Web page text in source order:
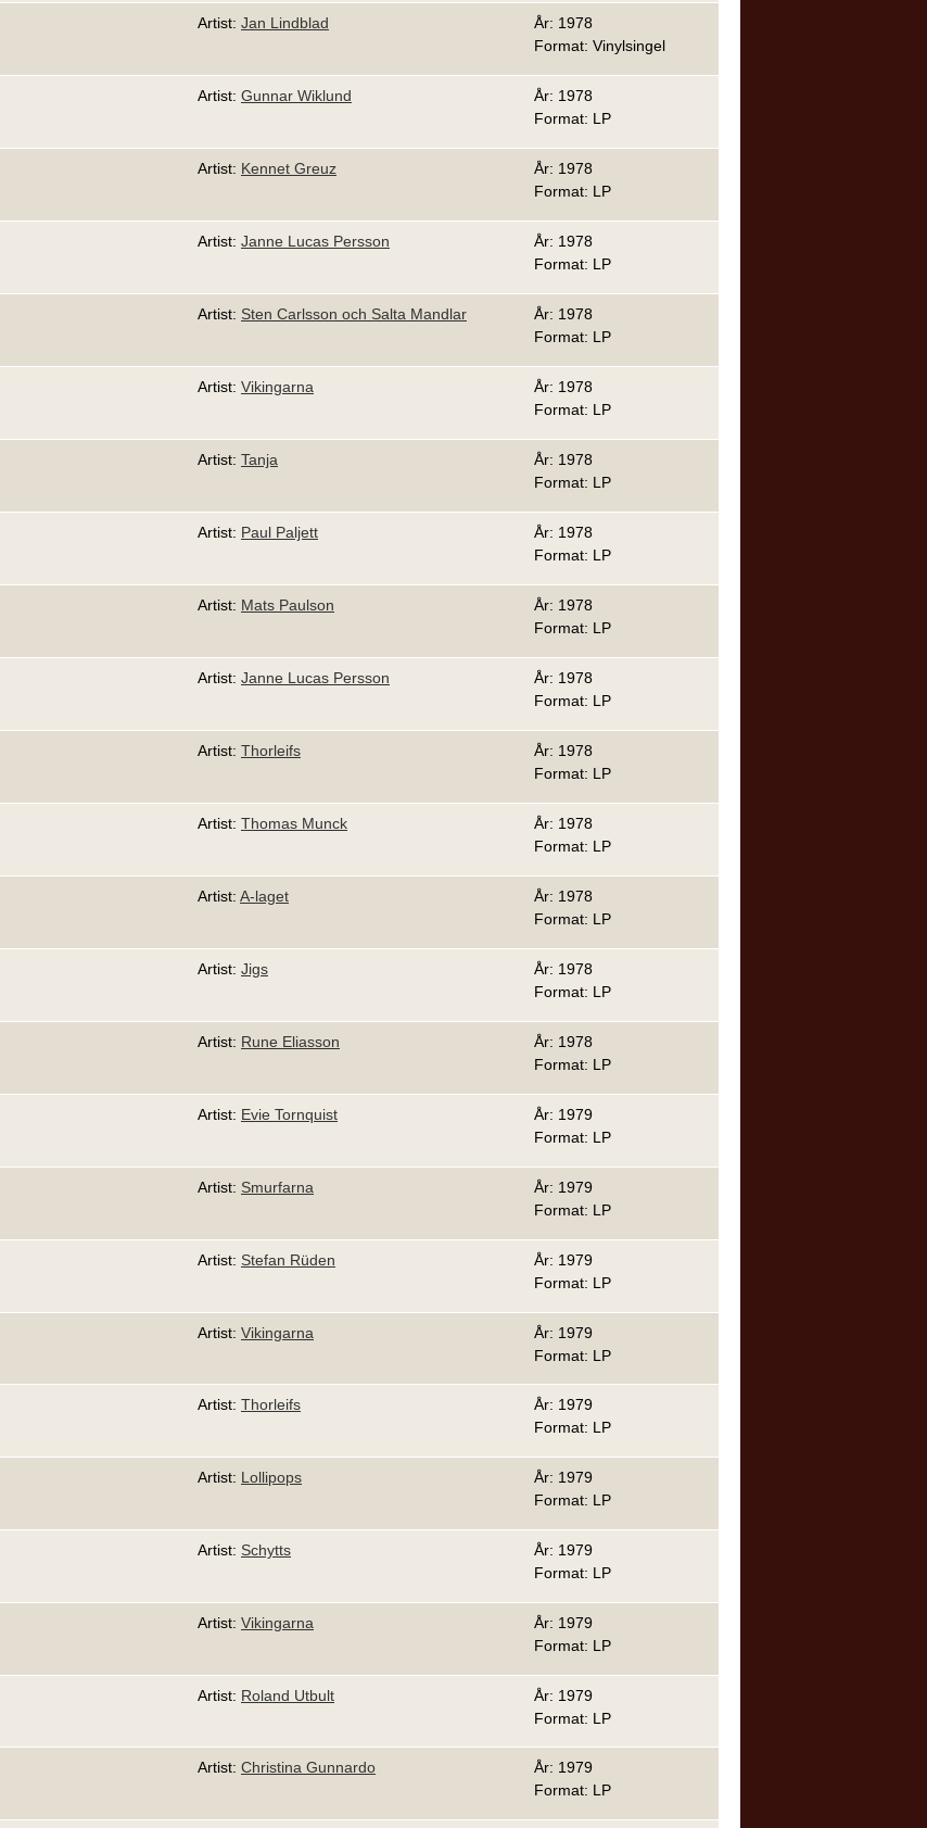
Artist: Jan Lindblad
År: 1978
Format: Vinylsingel
Artist: Gunnar Wiklund
År: 1978
Format: LP
Artist: Kennet Greuz
År: 1978
Format: LP
Artist: Janne Lucas Persson
År: 1978
Format: LP
Artist: Sten Carlsson och Salta Mandlar
År: 1978
Format: LP
Artist: Vikingarna
År: 1978
Format: LP
Artist: Tanja
År: 1978
Format: LP
Artist: Paul Paljett
År: 1978
Format: LP
Artist: Mats Paulson
År: 1978
Format: LP
Artist: Janne Lucas Persson
År: 1978
Format: LP
Artist: Thorleifs
År: 1978
Format: LP
Artist: Thomas Munck
År: 1978
Format: LP
Artist: A-laget
År: 1978
Format: LP
Artist: Jigs
År: 1978
Format: LP
Artist: Rune Eliasson
År: 1978
Format: LP
Artist: Evie Tornquist
År: 1979
Format: LP
Artist: Smurfarna
År: 1979
Format: LP
Artist: Stefan Rüden
År: 1979
Format: LP
Artist: Vikingarna
År: 1979
Format: LP
Artist: Thorleifs
År: 1979
Format: LP
Artist: Lollipops
År: 1979
Format: LP
Artist: Schytts
År: 1979
Format: LP
Artist: Vikingarna
År: 1979
Format: LP
Artist: Roland Utbult
År: 1979
Format: LP
Artist: Christina Gunnardo
År: 1979
Format: LP